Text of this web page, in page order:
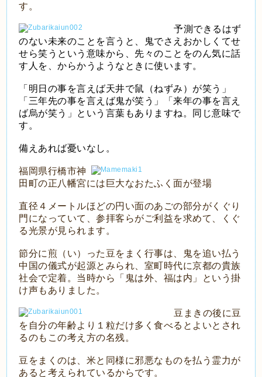
す。
予測できるはず
のない未来のことを言うと、鬼でさえおかしくてせ
せら笑うという意味から、先々のことをのん気に話
す人を、からかうようなときに使います。
「明日の事を言えば天井で鼠（ねずみ）が笑う」
「三年先の事を言えば鬼が笑う」「来年の事を言え
ば烏が笑う」という言葉もありますね。同じ意味で
す。
備えあれば憂いなし。
福岡県行橋市神
田町の正八幡宮には巨大なおたふく面が登場
直径４メートルほどの円い面のあごの部分がくぐり
門になっていて、参拝客らがご利益を求めて、くぐ
る光景が見られます。
節分に煎（い）った豆をまく行事は、鬼を追い払う
中国の儀式が起源とみられ、室町時代に京都の貴族
社会で定着。当時から「鬼は外、福は内」という掛
け声もありました。
豆まきの後に豆
を自分の年齢より１粒だけ多く食べるとよいとされ
るのもこの考え方の名残。
豆をまくのは、米と同様に邪悪なものを払う霊力が
あると考えられているからです。